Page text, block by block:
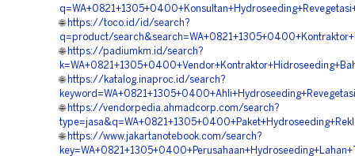
🌐 https://toco.id/id/search?
q=product/
🌐 https://padiumkm.id/search?
🌐 https://katalog.inaproc.id/search?
🌐 https://vendorpedia.ahmadcorp.com/search?
🌐 https://www.jakartanotebook.com/search?